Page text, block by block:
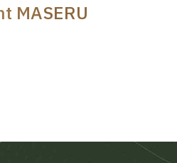
MASERU